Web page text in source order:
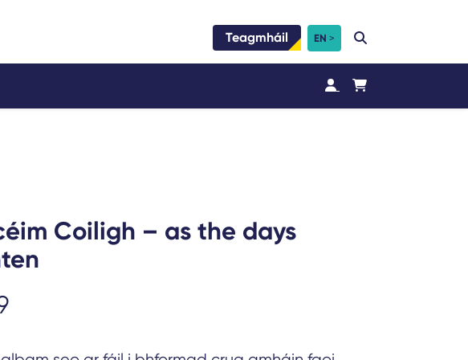
Teagmháil EN
Coiligh – as the days